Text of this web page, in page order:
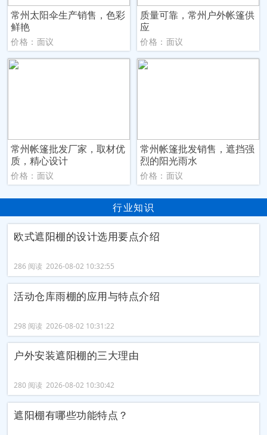
常州太阳伞生产销售，色彩
鲜艳
价格：面议
质量可靠，常州户外帐篷供
应
价格：面议
常州帐篷批发厂家，取材优
质，精心设计
价格：面议
常州帐篷批发销售，遮挡强
烈的阳光雨水
价格：面议
行业知识
欧式遮阳棚的设计选用要点介绍
286 阅读 2026-08-02 10:32:55
活动仓库雨棚的应用与特点介绍
298 阅读 2026-08-02 10:31:22
户外安装遮阳棚的三大理由
280 阅读 2026-08-02 10:30:42
遮阳棚有哪些功能特点？